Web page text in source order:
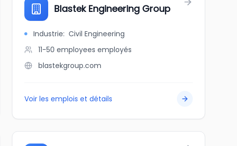
Blastek Engineering Group
Industrie: Civil Engineering
11-50 employees employés
blastekgroup.com
Voir les emplois et détails